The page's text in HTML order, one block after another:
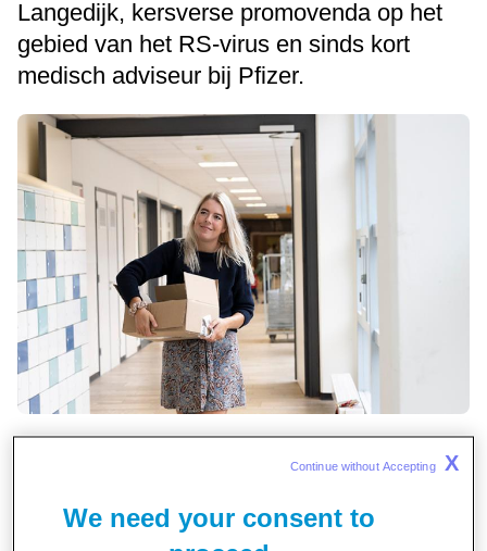
Langedijk, kersverse promovenda op het
gebied van het RS-virus en sinds kort
medisch adviseur bij Pfizer.
biomedische wetenschappen én een studie
We need your consent to
Continue without Accepting X